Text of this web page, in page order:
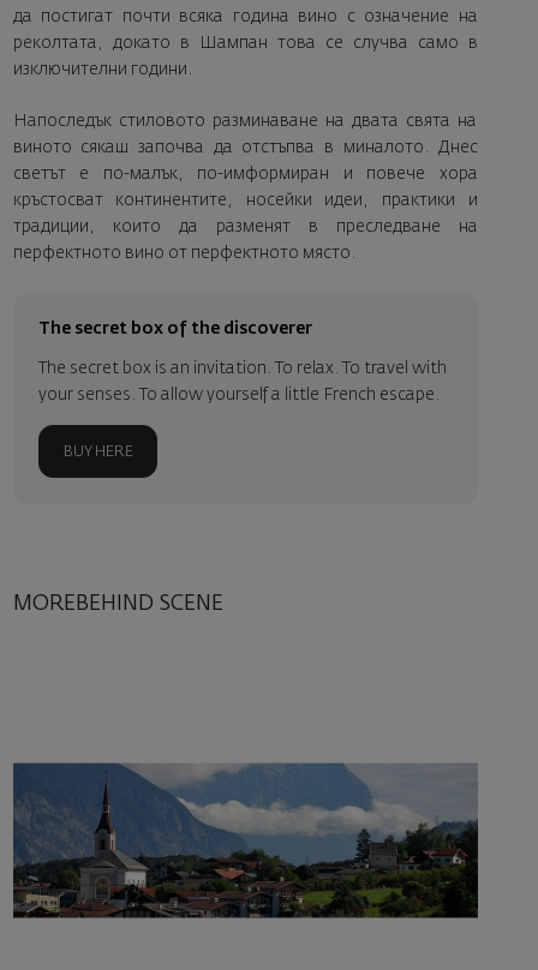
да постигат почти всяка година вино с означение на
реколтата, докато в Шампан това се случва само в
изключителни години.
Напоследък стиловото разминаване на двата свята на
виното сякаш започва да отстъпва в миналото. Днес
светът е по-малък, по-имформиран и повече хора
кръстосват континентите, носейки идеи, практики и
традиции, които да разменят в преследване на
перфектното вино от перфектното място.
The secret box of the discoverer
The secret box is an invitation. To relax. To travel with
your senses. To allow yourself a little French escape.
BUY HERE
MOREBEHIND SCENE